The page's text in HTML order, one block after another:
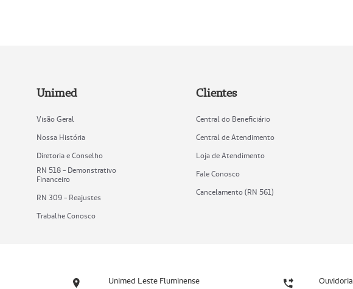
Unimed
Visão Geral
Nossa História
Diretoria e Conselho
RN 518 - Demonstrativo
Financeiro
RN 309 - Reajustes
Trabalhe Conosco
Clientes
Central do Beneficiário
Central de Atendimento
Loja de Atendimento
Fale Conosco
Cancelamento (RN 561)
Unimed Leste Fluminense Ouvidoria